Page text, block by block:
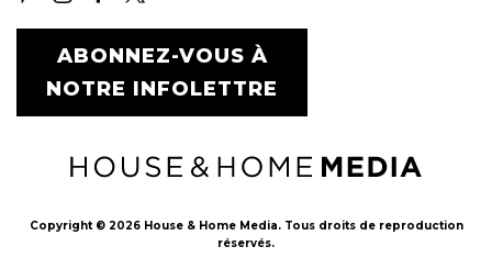
ABONNEZ-VOUS À
NOTRE INFOLETTRE
Copyright © 2026 House & Home Media. Tous droits de reproduction
réservés.